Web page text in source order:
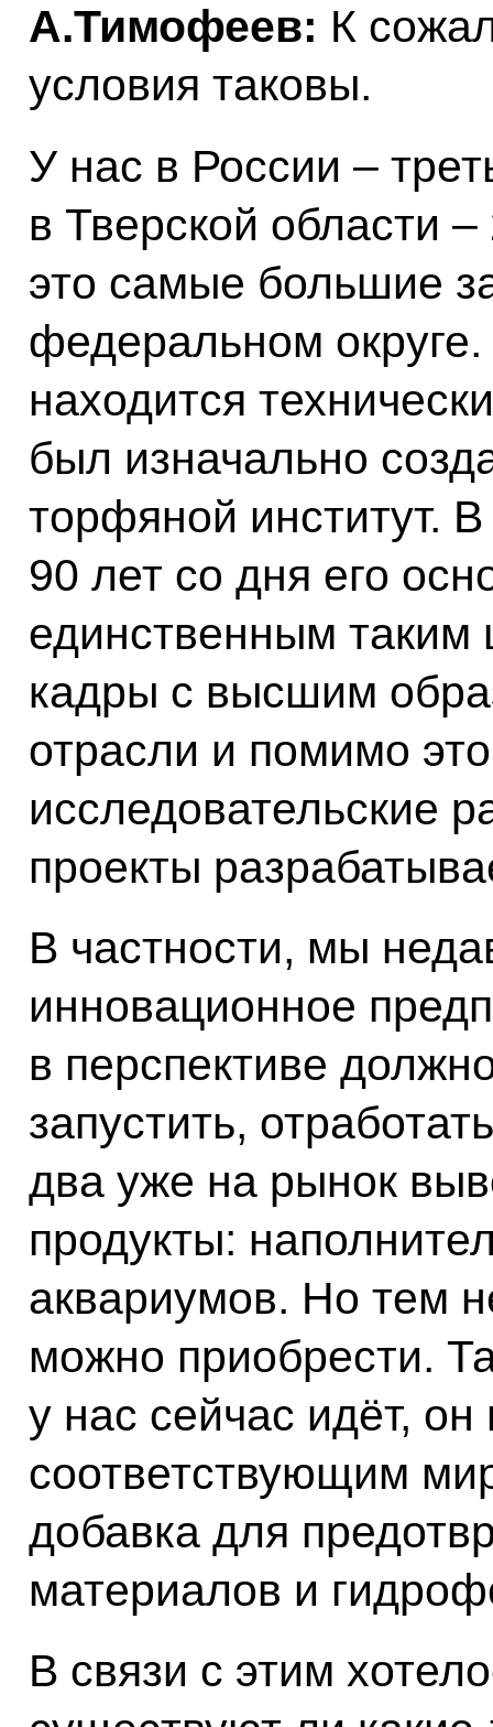
А.Тимофеев: К
условия таковы.
У нас в России –
в Тверской области
это самые большие
федеральном
находится
был изначально
торфяной институт.
90 лет со дня его
единственным таким
кадры с высшим
отрасли и помимо
исследовательские
проекты
В частности, мы
инновационное
в перспективе
запустить,
два уже на рынок
продукты:
аквариумов. Но тем
можно приобрести.
у нас сейчас идёт,
соответствующим
добавка для
материалов и
В связи с этим